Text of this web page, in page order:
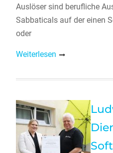
Auslöser sind berufliche
Sabbaticals auf der einen
oder
Weiterlesen